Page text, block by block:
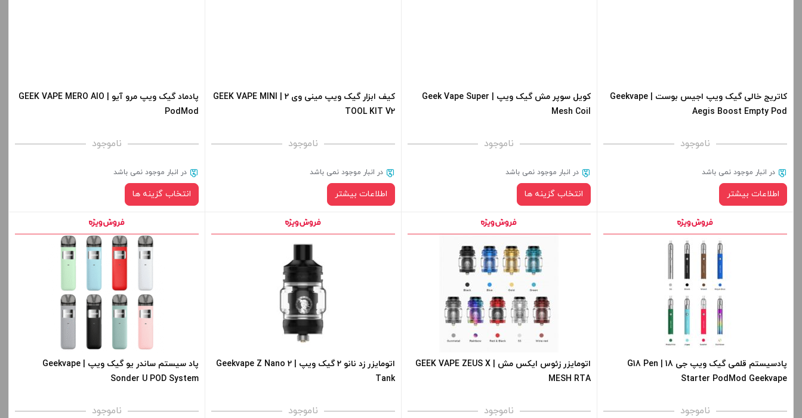
کپی
کاتریج خالی گیک ویپ اجیس بوست | Geekvape
Aegis Boost Empty Pod
ناموجود
در انبار موجود نمی باشد
اطلاعات بیشتر
کویل سوپر مش گیک ویپ | Geek Vape Super
Mesh Coil
ناموجود
در انبار موجود نمی باشد
انتخاب گزینه ها
نوع کویل :
برای فعال شدن سبد خرید و نمایش قیمت ، گزینه
های محصول را از کادر بالا انتخاب کنید.
کیف ابزار گیک ویپ مینی وی 2 | GEEK VAPE MINI
TOOL KIT V2
ناموجود
در انبار موجود نمی باشد
اطلاعات بیشتر
پادماد گیک ویپ مرو آیو | GEEK VAPE MERO AIO
PodMod
ناموجود
در انبار موجود نمی باشد
انتخاب گزینه ها
رنگ:
برای فعال شدن سبد خرید و نمایش قیمت ، گزینه
های محصول را از کادر بالا انتخاب کنید.
افزودن به سبد خرید
پادسیستم قلمی گیک ویپ جی 18 | G18 Pen
Starter PodMod Geekvape
ناموجود
اتومایزر زئوس ایکس مش | GEEK VAPE ZEUS X
MESH RTA
ناموجود
اتومایزر زد نانو 2 گیک ویپ | Geekvape Z Nano 2
Tank
ناموجود
پاد سیستم ساندر یو گیک ویپ | Geekvape
Sonder U POD System
ناموجود